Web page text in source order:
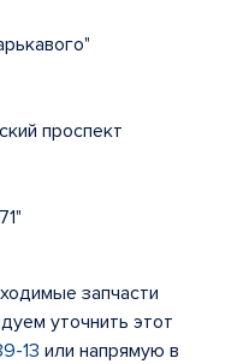
проспект
запчасти
уточнить этот
13 или напрямую в